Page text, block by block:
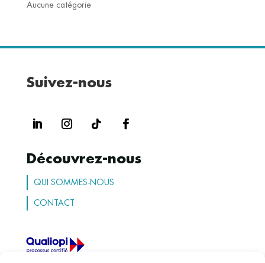
Aucune catégorie
Suivez-nous
Découvrez-nous
QUI SOMMES-NOUS
CONTACT